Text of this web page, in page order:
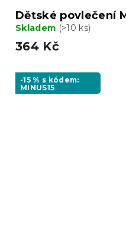
Dětské povlečení
Skladem (>10 ks)
364 Kč
-15 % s kódem:
MINUS15